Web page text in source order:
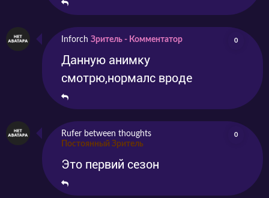
Inforch Зритель - Комментатор 0
Данную анимку
смотрю,нормалс вроде
Rufer between thoughts
Постоянный Зритель
0
Это первий сезон